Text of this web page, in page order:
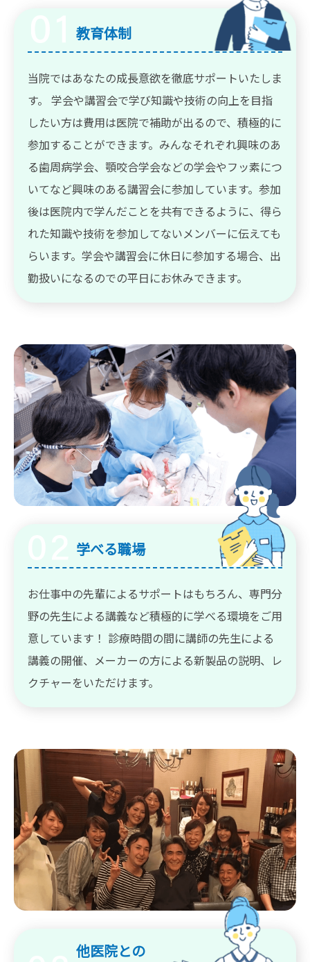
教育体制
当院ではあなたの成長意欲を徹底サポートいたしま
す。 学会や講習会で学び知識や技術の向上を目指
したい方は費用は医院で補助が出るので、積極的に
参加することができます。みんなそれぞれ興味のあ
る歯周病学会、顎咬合学会などの学会やフッ素につ
いてなど興味のある講習会に参加しています。参加
後は医院内で学んだことを共有できるように、得ら
れた知識や技術を参加してないメンバーに伝えても
らいます。学会や講習会に休日に参加する場合、出
勤扱いになるのでの平日にお休みできます。
学べる職場
お仕事中の先輩によるサポートはもちろん、専門分
野の先生による講義など積極的に学べる環境をご用
意しています！ 診療時間の間に講師の先生による
講義の開催、メーカーの方による新製品の説明、レ
クチャーをいただけます。
他医院との